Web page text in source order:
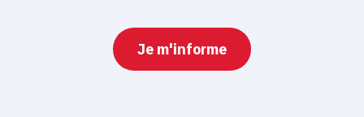
Je m'informe